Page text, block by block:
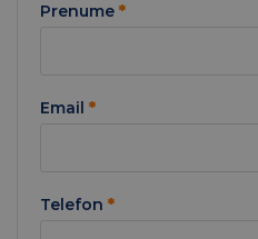
Prenume *
Email *
Telefon *